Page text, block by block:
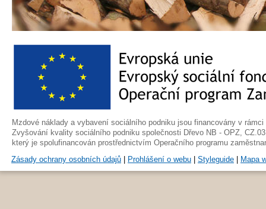
Mzdové náklady a vybavení sociálního podniku jsou financovány v rámci
Zvyšování kvality sociálního podniku společnosti Dřevo NB - OPZ,
který je spolufinancován prostřednictvím Operačního programu
Zásady ochrany osobních údajů
Prohlášení o webu Styleguide Mapa